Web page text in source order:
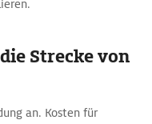
Strecke von
an. Kosten für